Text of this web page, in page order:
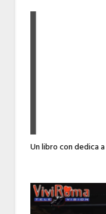
Un libro con dedica